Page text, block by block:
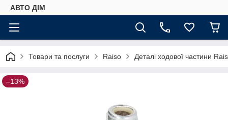
АВТО ДIМ
Товари та послуги Raiso Деталі ходової частини
–13%